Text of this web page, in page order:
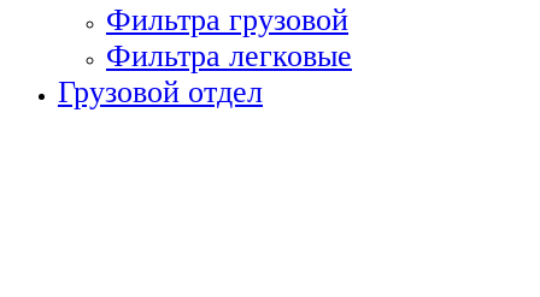
Фильтра грузовой
Фильтра легковые
Грузовой отдел